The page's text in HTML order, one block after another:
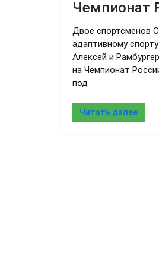
Чемпионат
Двое спортсменов
адаптивному
Алексей и
на Чемпионат
под
Читать далее